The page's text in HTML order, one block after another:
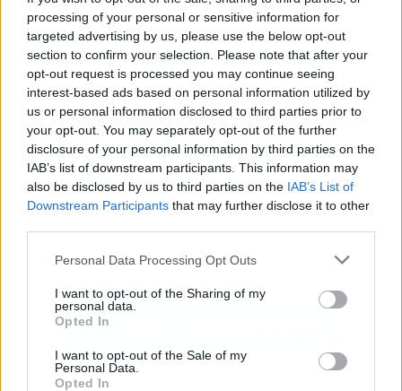
processing of your personal or sensitive information for
targeted advertising by us, please use the below opt-out
section to confirm your selection. Please note that after your
opt-out request is processed you may continue seeing
interest-based ads based on personal information utilized by
us or personal information disclosed to third parties prior to
your opt-out. You may separately opt-out of the further
disclosure of your personal information by third parties on the
IAB’s list of downstream participants. This information may
also be disclosed by us to third parties on the IAB’s List of
Downstream Participants that may further disclose it to other
Personal Data Processing Opt Outs
I want to opt-out of the Sharing of my
personal data.
Opted In
I want to opt-out of the Sale of my
Personal Data.
Opted In
Publicidad